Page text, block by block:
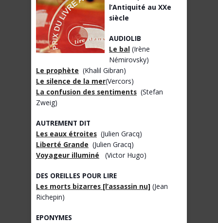
l’Antiquité au XXe
siècle
AUDIOLIB
Le bal (Irène
Némirovsky)
Le prophète (Khalil Gibran)
Le silence de la mer(Vercors)
La confusion des sentiments (Stefan
Zweig)
AUTREMENT DIT
Les eaux étroites (Julien Gracq)
Liberté Grande (Julien Gracq)
Voyageur illuminé (Victor Hugo)
DES OREILLES POUR LIRE
Les morts bizarres [l’assassin nu] (Jean
Richepin)
EPONYMES